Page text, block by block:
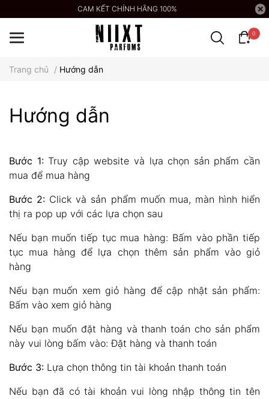
CAM KẾT CHÍNH HÃNG 100%
0
Trang chủ / Hướng dẫn
Hướng dẫn
Bước 1:Truy cập website và lựa chọn sản phẩm cần
mua để mua hàng
Bước 2: Click và sản phẩm muốn mua, màn hình hiển
thị ra pop up với các lựa chọn sau
Nếu bạn muốn tiếp tục mua hàng: Bấm vào phần tiếp
tục mua hàng để lựa chọn thêm sản phẩm vào giỏ
hàng
Nếu bạn muốn xem giỏ hàng để cập nhật sản phẩm:
Bấm vào xem giỏ hàng
Nếu bạn muốn đặt hàng và thanh toán cho sản phẩm
này vui lòng bấm vào: Đặt hàng và thanh toán
Bước 3: Lựa chọn thông tin tài khoản thanh toán
Nếu bạn đã có tài khoản vui lòng nhập thông tin tên